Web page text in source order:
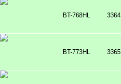
BT-768HL 3364
BT-773HL 3365